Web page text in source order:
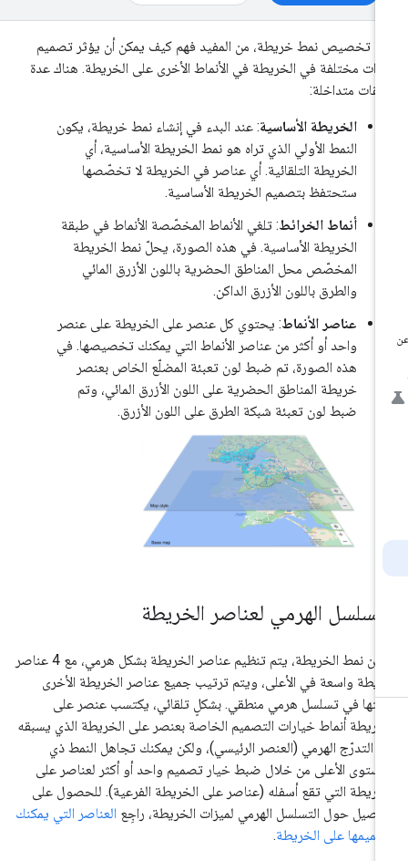
تخصيص نمط خريطة، من المفيد فهم كيف يمكن أن يؤثر تصميم
مختلفة في الخريطة في الأنماط الأخرى على الخريطة. هناك عدة
متداخلة:
الخريطة الأساسية: عند البدء في إنشاء نمط خريطة، يكون
النمط الأولي الذي تراه هو نمط الخريطة الأساسية، أي
الخريطة التلقائية. أي عناصر في الخريطة لا تخصّصها
ستحتفظ بتصميم الخريطة الأساسية.
أنماط الخرائط: تلغي الأنماط المخصّصة الأنماط في طبقة
الخريطة الأساسية. في هذه الصورة، يحلّ نمط الخريطة
المخصّص محل المناطق الحضرية باللون الأزرق المائي
والطرق باللون الأزرق الداكن.
عناصر الأنماط: يحتوي كل عنصر على الخريطة على عنصر
واحد أو أكثر من عناصر الأنماط التي يمكنك تخصيصها. في
هذه الصورة، تم ضبط لون تعبئة المضلّع الخاص بعنصر
خريطة المناطق الحضرية على اللون الأزرق المائي، وتم
ضبط لون تعبئة شبكة الطرق على اللون الأزرق.
الهرمي لعناصر الخريطة
ضمن نمط الخريطة، يتم تنظيم عناصر الخريطة بشكل هرمي، مع 4 عناصر
واسعة في الأعلى، ويتم ترتيب جميع عناصر الخريطة الأخرى
في تسلسل هرمي منطقي. بشكلٍ تلقائي، يكتسب عنصر على
أنماط خيارات التصميم الخاصة بعنصر على الخريطة الذي يسبقه
التدرّج الهرمي (العنصر الرئيسي)، ولكن يمكنك تجاهل النمط ذي
الأعلى من خلال ضبط خيار تصميم واحد أو أكثر لعناصر على
التي تقع أسفله (عناصر على الخريطة الفرعية). للحصول على
حول التسلسل الهرمي لميزات الخريطة، راجِع العناصر التي يمكنك
على الخريطة .